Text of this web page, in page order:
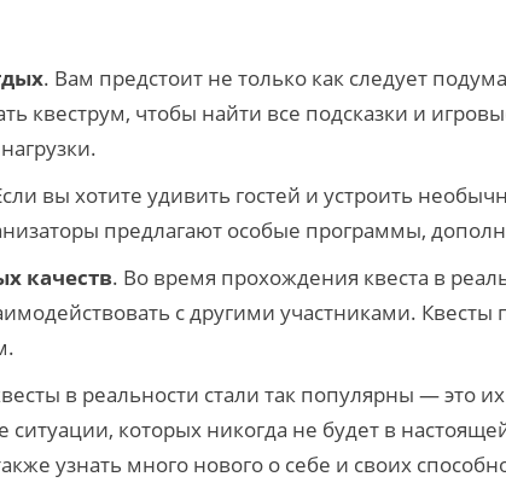
. Вам предстоит не только как следует
квеструм, чтобы найти все подсказки и
вы хотите удивить гостей и устроить
предлагают особые программы,
качеств. Во время прохождения квеста в
с другими участниками.
в реальности стали так популярны — это
которых никогда не будет в
узнать много нового о себе и своих